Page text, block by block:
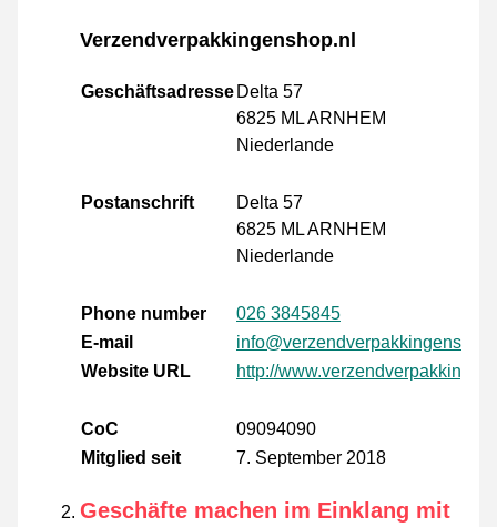
Verzendverpakkingenshop.nl
Geschäftsadresse Delta 57
6825 ML ARNHEM
Niederlande
Postanschrift
Delta 57
6825 ML ARNHEM
Niederlande
Phone number
026 3845845
E-mail
Website URL
http://
CoC
09094090
Mitglied seit
7. September 2018
Geschäfte machen im Einklang mit